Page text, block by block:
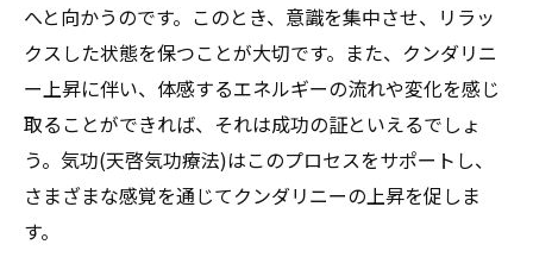
へと向かうのです。このとき、意識を集中させ、リラッ
クスした状態を保つことが大切です。また、クンダリニ
ー上昇に伴い、体感するエネルギーの流れや変化を感じ
取ることができれば、それは成功の証といえるでしょ
う。気功(天啓気功療法)はこのプロセスをサポートし、
さまざまな感覚を通じてクンダリニーの上昇を促しま
す。